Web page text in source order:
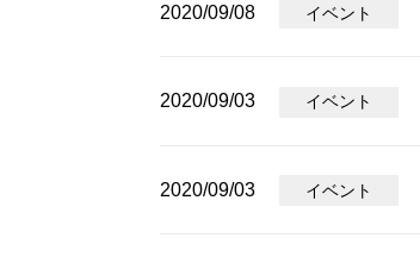
2020/09/08 イベント
2020/09/03 イベント
2020/09/03 イベント